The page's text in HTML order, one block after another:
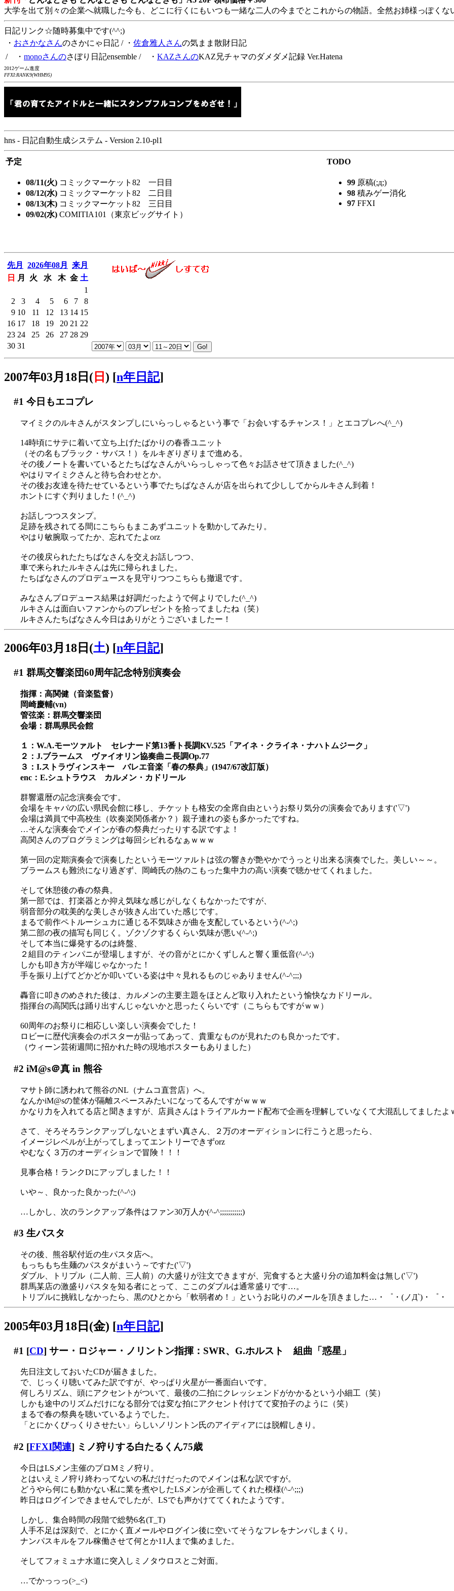
大学を出て別々の企業へ就職した今も、どこに行くにもいつも一緒な二人の今までとこれからの物語。全然お姉様っぽくな
日記リンク☆随時募集中です(^^;)
・ おさかなさんのさかにゃ日記 / ・ 佐倉雅人さんの気まま散財日記
/ ・ monoさんのさぼり日記ensemble / ・ KAZさんのKAZ兄チャマのダメダメ記録 Ver.Hatena
2012ゲーム進度
FFXI:RANK9(WHM95)
hns - 日記自動生成システム - Version 2.10-pl1
予定 TODO
08/11(火) コミックマーケット82 一日目
08/12(水) コミックマーケット82 二日目
08/13(木) コミックマーケット82 三日目
09/02(水) COMITIA101（東京ビッグサイト）
99 原稿(;д;)
98 積みゲー消化
97 FFXI
先月 2026年08月
来月
日
月 火 水 木 金 土
1
2
3 4 5 6 7
8
9 10 11 12 13 14 15
16 17 18 19 20 21 22
23 24 25 26 27 28 29
30 31
2007年03月18日( 日 ) [n年日記]
#1 今日もエコプレ
マイミクのルキさんがスタンプしにいらっしゃるという事で「お会いするチャンス！」とエコプレへ(^_^)
14時頃にサテに着いて立ち上げたばかりの春香ユニット
（その名もブラック・サバス！）をルキぎりぎりまで進める。
その後ノートを書いているとたちばなさんがいらっしゃって色々お話させて頂きました(^_^)
やはりマイミクさんと待ち合わせとか。
その後お友達を待たせているという事でたちばなさんが店を出られて少ししてからルキさん到着！
ホントにすぐ判りました！(^_^)
お話しつつスタンプ。
足跡を残されてる間にこちらもまこあずユニットを動かしてみたり。
やはり敏腕取ってたか、忘れてたよorz
その後戻られたたちばなさんを交えお話しつつ、
車で来られたルキさんは先に帰られました。
たちばなさんのプロデュースを見守りつつこちらも撤退です。
みなさんプロデュース結果は好調だったようで何よりでした(^_^)
ルキさんは面白いファンからのプレゼントを拾ってましたね（笑）
ルキさんたちばなさん今日はありがとうございましたー！
2006年03月18日(土) [n年日記]
#1 群馬交響楽団60周年記念特別演奏会
指揮：高関健（音楽監督）
岡崎慶輔(vn)
管弦楽：群馬交響楽団
会場：群馬県民会館
１：W.A.モーツァルト セレナード第13番ト長調KV.525「アイネ・クライネ・ナハトムジーク」
２：J.ブラームス ヴァイオリン協奏曲ニ長調Op.77
３：I.ストラヴィンスキー バレエ音楽「春の祭典」(1947/67改訂版）
enc：E.シュトラウス カルメン・カドリール
群響還暦の記念演奏会です。
会場をキャパの広い県民会館に移し、チケットも格安の全席自由というお祭り気分の演奏会であります('▽')
会場は満員で中高校生（吹奏楽関係者か？）親子連れの姿も多かったですね。
…そんな演奏会でメインが春の祭典だったりする訳ですよ！
高関さんのプログラミングは毎回シビれるなぁｗｗｗ
第一回の定期演奏会で演奏したというモーツァルトは弦の響きが艶やかでうっとり出来る演奏でした。美しい～～。
ブラームスも難渋になり過ぎず、岡崎氏の熱のこもった集中力の高い演奏で聴かせてくれました。
そして休憩後の春の祭典。
第一部では、打楽器とか抑え気味な感じがしなくもなかったですが、
弱音部分の耽美的な美しさが抜きん出ていた感じです。
まるで前作ペトルーシュカに通じる不気味さが曲を支配しているという(^-^;)
第二部の夜の描写も同じく。ゾクゾクするくらい気味が悪い(^-^;)
そして本当に爆発するのは終盤、
２組目のティンパニが登場しますが、その音がとにかくずしんと響く重低音(^-^;)
しかも叩き方が半端じゃなかった！
手を振り上げてどかどか叩いている姿は中々見れるものじゃありません(^-^;;;)
轟音に叩きのめされた後は、カルメンの主要主題をほとんど取り入れたという愉快なカドリール。
指揮台の高関氏は踊り出すんじゃないかと思ったくらいです（こちらもですがｗｗ）
60周年のお祭りに相応しい楽しい演奏会でした！
ロビーに歴代演奏会のポスターが貼ってあって、貴重なものが見れたのも良かったです。
（ウィーン芸術週間に招かれた時の現地ポスターもありました）
#2 iM@s＠真 in 熊谷
マサト師に誘われて熊谷のNL（ナムコ直営店）へ。
なんかiM@sの筐体が隔離スペースみたいになってるんですがｗｗｗ
かなり力を入れてる店と聞きますが、店員さんはトライアルカード配布で企画を理解していなくて大混乱してましたよ
さて、そろそろランクアップしないとまずい真さん、２万のオーディションに行こうと思ったら、
イメージレベルが上がってしまってエントリーできずorz
やむなく３万のオーディションで冒険！！！
見事合格！ランクDにアップしました！！
いや～、良かった良かった(^-^;)
…しかし、次のランクアップ条件はファン30万人か(^-^;;;;;;;;;;;)
#3 生パスタ
その後、熊谷駅付近の生パスタ店へ。
もっちもち生麺のパスタがまいう～ですた('▽')
ダブル、トリプル（二人前、三人前）の大盛りが注文できますが、完食すると大盛り分の追加料金は無し('▽')
群馬某店の激盛りパスタを知る者にとって、ここのダブルは通常盛りです…。
トリプルに挑戦しなかったら、黒のひとから「軟弱者め！」というお叱りのメールを頂きました…・゜・(ノД`)・゜・
2005年03月18日(金) [n年日記]
#1 [CD] サー・ロジャー・ノリントン指揮：SWR、G.ホルスト 組曲「惑星」
先日注文しておいたCDが届きました。
で、じっくり聴いてみた訳ですが、やっぱり火星が一番面白いです。
何しろリズム、頭にアクセントがついて、最後の二拍にクレッシェンドがかかるという小細工（笑）
しかも途中のリズムだけになる部分では変な拍にアクセント付けてて変拍子のように（笑）
まるで春の祭典を聴いているようでした。
「とにかくびっくりさせたい」らしいノリントン氏のアイディアには脱帽しきり。
#2 [FFXI関連] ミノ狩りする白たるくん75歳
今日はLSメン主催のプロMミノ狩り。
とはいえミノ狩り終わってないの私だけだったのでメインは私な訳ですが。
どうやら何にも動かない私に業を煮やしたLSメンが企画してくれた模様(^-^;;;)
昨日はログインできませんでしたが、LSでも声かけててくれたようです。
しかし、集合時間の段階で総勢6名(T_T)
人手不足は深刻で、とにかく直メールやログイン後に空いてそうなフレをナンパしまくり。
ナンパスキルをフル稼働させて何とか11人まで集めました。
そしてフォミュナ水道に突入しミノタウロスとご対面。
…でかっっっ(>_<)